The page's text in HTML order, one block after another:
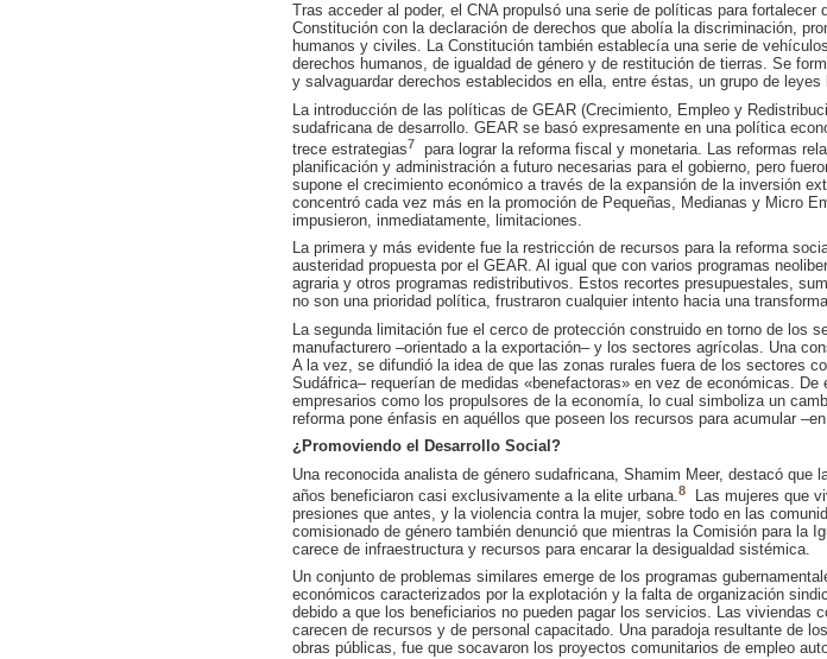
Tras acceder al poder, el CNA propulsó una serie de políticas para
Constitución con la declaración de derechos que abolía la discriminación,
humanos y civiles. La Constitución también establecía una serie de
derechos humanos, de igualdad de género y de restitución de tierras. Se
y salvaguardar derechos establecidos en ella, entre éstas, un grupo de
La introducción de las políticas de GEAR (Crecimiento, Empleo y
sudafricana de desarrollo. GEAR se basó expresamente en una política
trece estrategias7
para lograr la reforma fiscal y monetaria. Las reformas
planificación y administración a futuro necesarias para el gobierno, pero
supone el crecimiento económico a través de la expansión de la inversión
concentró cada vez más en la promoción de Pequeñas, Medianas y Micro
impusieron, inmediatamente, limitaciones.
La primera y más evidente fue la restricción de recursos para la reforma
austeridad propuesta por el GEAR. Al igual que con varios programas
agraria y otros programas redistributivos. Estos recortes presupuestales,
no son una prioridad política, frustraron cualquier intento hacia una
La segunda limitación fue el cerco de protección construido en torno de los
manufacturero –orientado a la exportación– y los sectores agrícolas. Una
A la vez, se difundió la idea de que las zonas rurales fuera de los sectores
Sudáfrica– requerían de medidas «benefactoras» en vez de económicas.
empresarios como los propulsores de la economía, lo cual simboliza un
reforma pone énfasis en aquéllos que poseen los recursos para acumular
¿Promoviendo el Desarrollo Social?
Una reconocida analista de género sudafricana, Shamim Meer, destacó
años beneficiaron casi exclusivamente a la elite urbana. 8
Las mujeres que
presiones que antes, y la violencia contra la mujer, sobre todo en las
comisionado de género también denunció que mientras la Comisión para la
carece de infraestructura y recursos para encarar la desigualdad sistémica.
Un conjunto de problemas similares emerge de los programas
económicos caracterizados por la explotación y la falta de organización
debido a que los beneficiarios no pueden pagar los servicios. Las
carecen de recursos y de personal capacitado. Una paradoja resultante de
obras públicas, fue que socavaron los proyectos comunitarios de empleo